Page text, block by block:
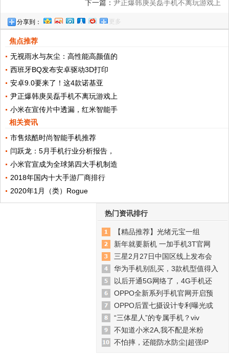
下一篇： 尹正爆韩庚吴磊手机不离玩游戏上
分享到： 更多
焦点推荐
无视雨水与灰尘：高性能高颜值的
西班牙BQ发布安卓驱动3D打印
安卓9.0要来了！这4款诺基亚
尹正爆韩庚吴磊手机不离玩游戏上
小米在宣传片中透漏，红米智能手
相关资讯
市售炫酷时尚智能手机推荐
闫跃龙：5月手机行业分析报告，
小米官宣成为全球第四大手机制造
2018年国内十大手游厂商排行
2020年1月（类）Rogue
热门资讯排行
【精品推荐】光绪元宝一组
新年就要新机 一加手机3T官网
三星2月27日中国区线上发布会
华为手机别乱买，3款机型值得入
以后开通5G网络了，4G手机还
OPPO全新系列手机官网开启预
OPPO后置七摄设计专利曝光或
“三体星人”的专属手机？viv
不知道小米2A,我不配是米粉
不怕摔，还能防水防尘|超强IP